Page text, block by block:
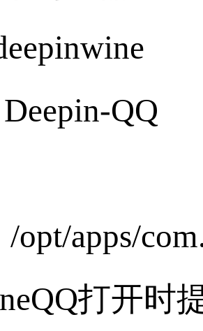
QQ
apps/
打开时